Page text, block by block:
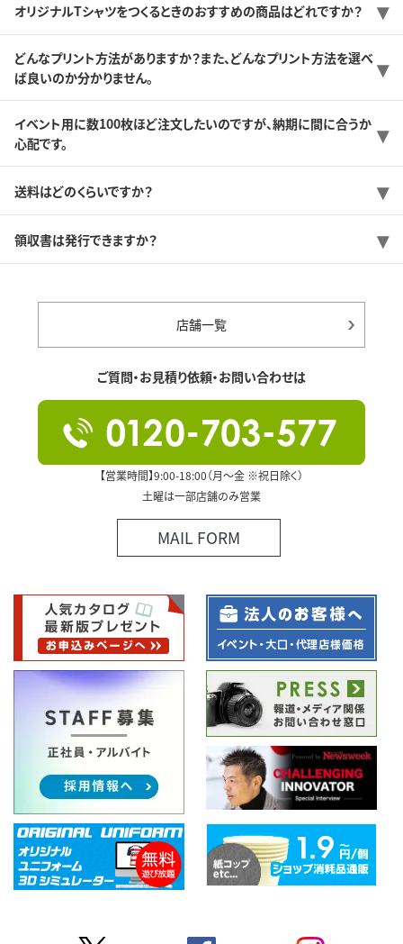
オリジナルTシャツをつくるときのおすすめの商品はどれですか？
どんなプリント方法がありますか？また、どんなプリント方法を選べ
ば良いのか分かりません。
イベント用に数100枚ほど注文したいのですが、納期に間に合うか
心配です。
送料はどのくらいですか？
領収書は発行できますか？
店舗一覧
ご質問・お見積り依頼・お問い合わせは
【営業時間】9:00-18:00（月～金 ※祝日除く）
土曜は一部店舗のみ営業
MAIL FORM